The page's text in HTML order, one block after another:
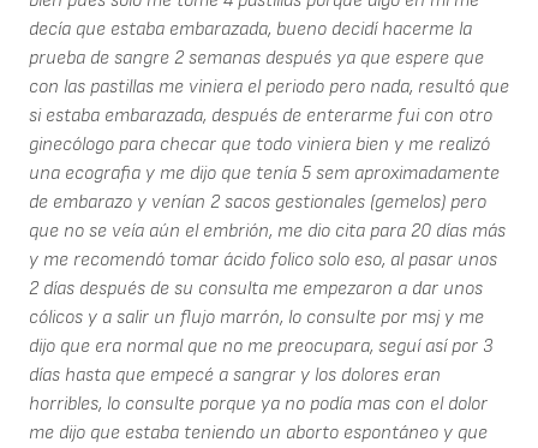
decía que estaba embarazada, bueno decidí hacerme la
prueba de sangre 2 semanas después ya que espere que
con las pastillas me viniera el periodo pero nada, resultó que
si estaba embarazada, después de enterarme fui con otro
ginecólogo para checar que todo viniera bien y me realizó
una ecografia y me dijo que tenía 5 sem aproximadamente
de embarazo y venían 2 sacos gestionales (gemelos) pero
que no se veía aún el embrión, me dio cita para 20 días más
y me recomendó tomar ácido folico solo eso, al pasar unos
2 días después de su consulta me empezaron a dar unos
cólicos y a salir un flujo marrón, lo consulte por msj y me
dijo que era normal que no me preocupara, seguí así por 3
días hasta que empecé a sangrar y los dolores eran
horribles, lo consulte porque ya no podía mas con el dolor
me dijo que estaba teniendo un aborto espontáneo y que